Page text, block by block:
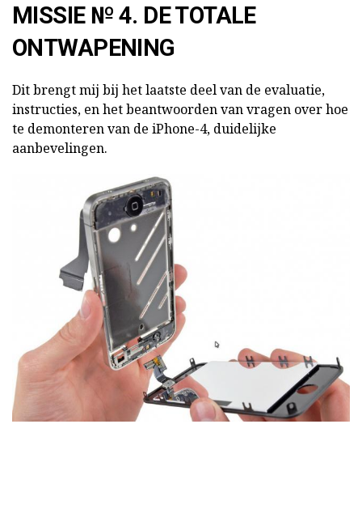
MISSIE № 4. DE TOTALE
ONTWAPENING
Dit brengt mij bij het laatste deel van de evaluatie,
instructies, en het beantwoorden van vragen over hoe
te demonteren van de iPhone-4, duidelijke
aanbevelingen.